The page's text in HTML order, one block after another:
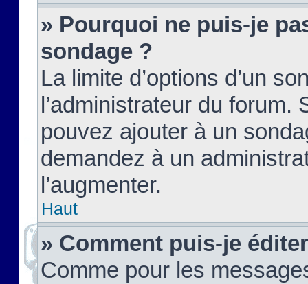
» Pourquoi ne puis-je
sondage ?
La limite d’options d’un
l’administrateur du forum.
pouvez ajouter à un
demandez à un
l’augmenter.
Haut
» Comment puis-je
Comme pour les